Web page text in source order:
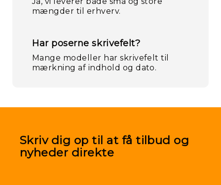
mængder til erhverv.
Har poserne skrivefelt?
Mange modeller har skrivefelt til
mærkning af indhold og dato.
Skriv dig op til at få tilbud og
nyheder direkte